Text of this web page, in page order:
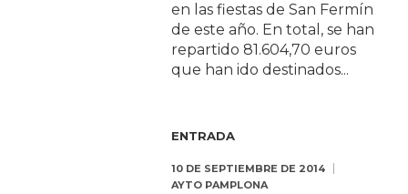
en las fiestas de San Fermín
de este año. En total, se han
repartido 81.604,70 euros
que han ido destinados...
ENTRADA
10 DE SEPTIEMBRE DE 2014
AYTO PAMPLONA